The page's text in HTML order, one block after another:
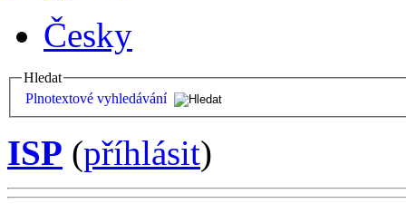
Česky
Hledat
Plnotextové vyhledávání
ISP (příhlásit)